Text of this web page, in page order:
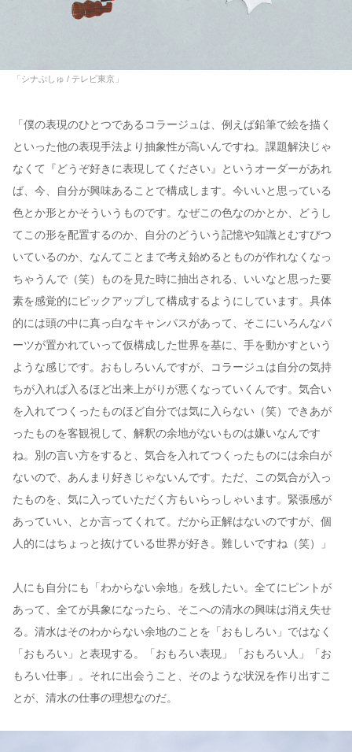
「シナぷしゅ / テレビ東京」
「僕の表現のひとつであるコラージュは、例えば鉛筆で絵を描く
といった他の表現手法より抽象性が高いんですね。課題解決じゃ
なくて『どうぞ好きに表現してください』というオーダーがあれ
ば、今、自分が興味あることで構成します。今いいと思っている
色とか形とかそういうものです。なぜこの色なのかとか、どうし
てこの形を配置するのか、自分のどういう記憶や知識とむすびつ
いているのか、なんてことまで考え始めるとものが作れなくなっ
ちゃうんで（笑）ものを見た時に抽出される、いいなと思った要
素を感覚的にピックアップして構成するようにしています。具体
的には頭の中に真っ白なキャンパスがあって、そこにいろんなパ
ーツが置かれていって仮構成した世界を基に、手を動かすという
ような感じです。おもしろいんですが、コラージュは自分の気持
ちが入れば入るほど出来上がりが悪くなっていくんです。気合い
を入れてつくったものほど自分では気に入らない（笑）できあが
ったものを客観視して、解釈の余地がないものは嫌いなんです
ね。別の言い方をすると、気合を入れてつくったものには余白が
ないので、あんまり好きじゃないんです。ただ、この気合が入っ
たものを、気に入っていただく方もいらっしゃいます。緊張感が
あっていい、とか言ってくれて。だから正解はないのですが、個
人的にはちょっと抜けている世界が好き。難しいですね（笑）」
人にも自分にも「わからない余地」を残したい。全てにピントが
あって、全てが具象になったら、そこへの清水の興味は消え失せ
る。清水はそのわからない余地のことを「おもしろい」ではなく
「おもろい」と表現する。「おもろい表現」「おもろい人」「お
もろい仕事」。それに出会うこと、そのような状況を作り出すこ
とが、清水の仕事の理想なのだ。